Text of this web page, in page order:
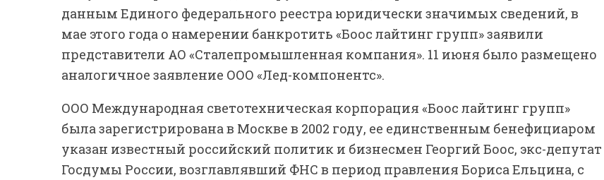
данным Единого федерального реестра юридически значимых сведений, в
мае этого года о намерении банкротить «Боос лайтинг групп» заявили
представители АО «Сталепромышленная компания». 11 июня было размещено
аналогичное заявление ООО «Лед-компонентс».
ООО Международная светотехническая корпорация «Боос лайтинг групп»
была зарегистрирована в Москве в 2002 году, ее единственным бенефициаром
указан известный российский политик и бизнесмен Георгий Боос, экс-депутат
Госдумы России, возглавлявший ФНС в период правления Бориса Ельцина, с